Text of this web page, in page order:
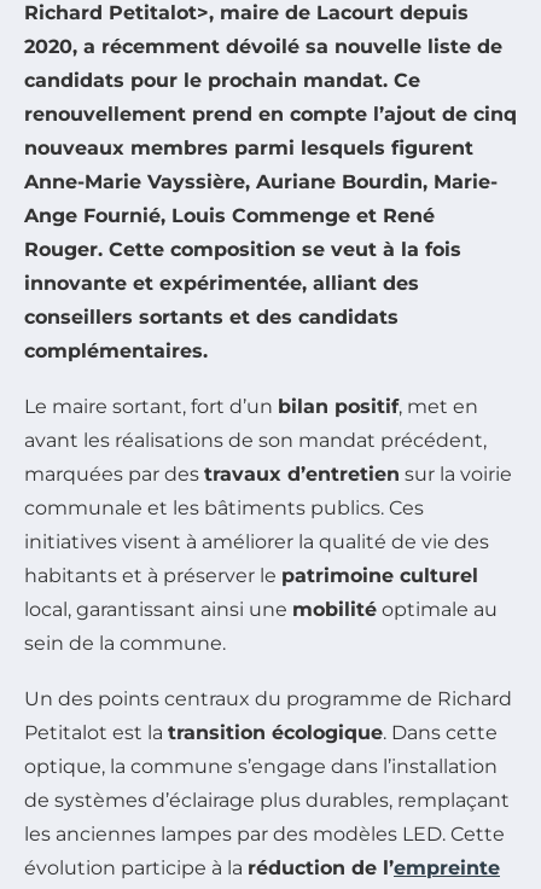
Richard Petitalot>, maire de Lacourt depuis
2020, a récemment dévoilé sa nouvelle liste de
candidats pour le prochain mandat. Ce
renouvellement prend en compte l’ajout de cinq
nouveaux membres parmi lesquels figurent
Anne-Marie Vayssière, Auriane Bourdin, Marie-
Ange Fournié, Louis Commenge et René
Rouger. Cette composition se veut à la fois
innovante et expérimentée, alliant des
conseillers sortants et des candidats
complémentaires.
Le maire sortant, fort d’un bilan positif, met en
avant les réalisations de son mandat précédent,
marquées par des travaux d’entretien sur la voirie
communale et les bâtiments publics. Ces
initiatives visent à améliorer la qualité de vie des
habitants et à préserver le patrimoine culturel
local, garantissant ainsi une mobilité optimale au
sein de la commune.
Un des points centraux du programme de Richard
Petitalot est la transition écologique. Dans cette
optique, la commune s’engage dans l’installation
de systèmes d’éclairage plus durables, remplaçant
les anciennes lampes par des modèles LED. Cette
évolution participe à la réduction de l’empreinte